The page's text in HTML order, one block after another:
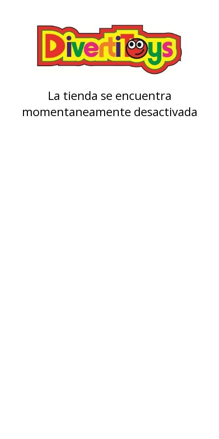
La tienda se encuentra
momentaneamente desactivada